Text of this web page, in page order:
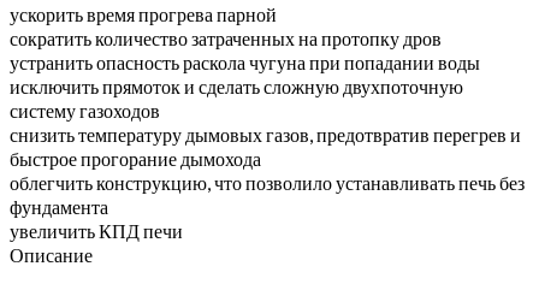
ускорить время прогрева парной
сократить количество затраченных на протопку дров
устранить опасность раскола чугуна при попадании воды
исключить прямоток и сделать сложную двухпоточную
систему газоходов
снизить температуру дымовых газов, предотвратив перегрев и
быстрое прогорание дымохода
облегчить конструкцию, что позволило устанавливать печь без
фундамента
увеличить КПД печи
Описание